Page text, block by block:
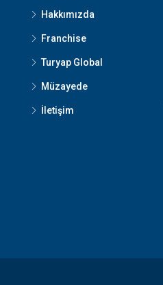
Hakkımızda
Franchise
Turyap Global
Müzayede
İletişim